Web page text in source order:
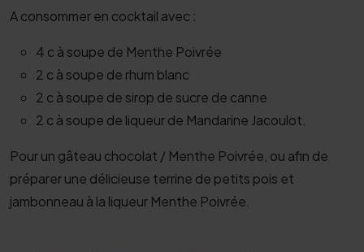
A consommer en cocktail avec :
4 c à soupe de Menthe Poivrée
2 c à soupe de rhum blanc
2 c à soupe de sirop de sucre de canne
2 c à soupe de liqueur de Mandarine Jacoulot.
Pour un gâteau chocolat / Menthe Poivrée, ou afin de
préparer une délicieuse terrine de petits pois et
jambonneau à la liqueur Menthe Poivrée.